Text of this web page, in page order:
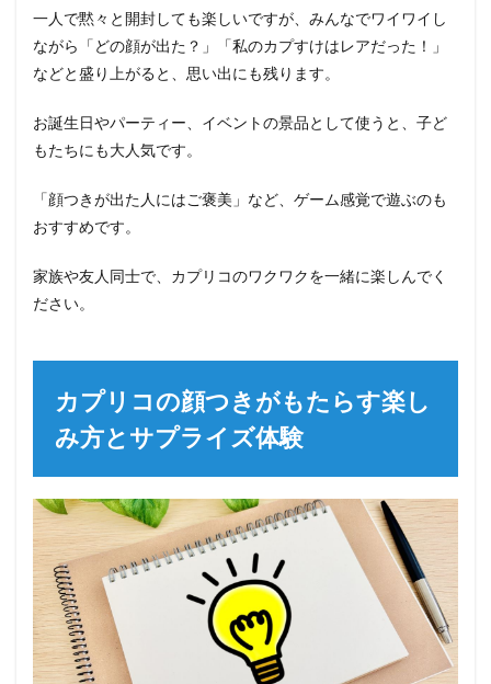
一人で黙々と開封しても楽しいですが、みんなでワイワイし
ながら「どの顔が出た？」「私のカプすけはレアだった！」
などと盛り上がると、思い出にも残ります。
お誕生日やパーティー、イベントの景品として使うと、子ど
もたちにも大人気です。
「顔つきが出た人にはご褒美」など、ゲーム感覚で遊ぶのも
おすすめです。
家族や友人同士で、カプリコのワクワクを一緒に楽しんでく
ださい。
カプリコの顔つきがもたらす楽し
み方とサプライズ体験